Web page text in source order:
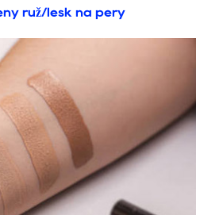
rúž/lesk na pery